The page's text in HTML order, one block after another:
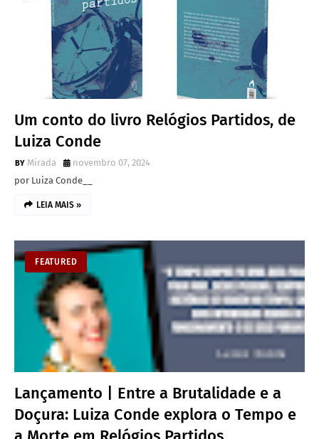
Um conto do livro Relógios Partidos, de
Luiza Conde
Mirada
novembro 07, 2024
por Luiza Conde__
LEIA MAIS »
FEATURED
Lançamento | Entre a Brutalidade e a
Doçura: Luiza Conde explora o Tempo e